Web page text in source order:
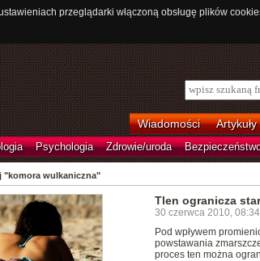
przeglądarki włączoną obsługę plików
Wiadomości Artykuły
Psychologia Zdrowie/uroda
"komora wulkaniczna"
Tlen ogranicza
30 czerwca 2010, 08:34
Pod wpływem
powstawania
proces ten można